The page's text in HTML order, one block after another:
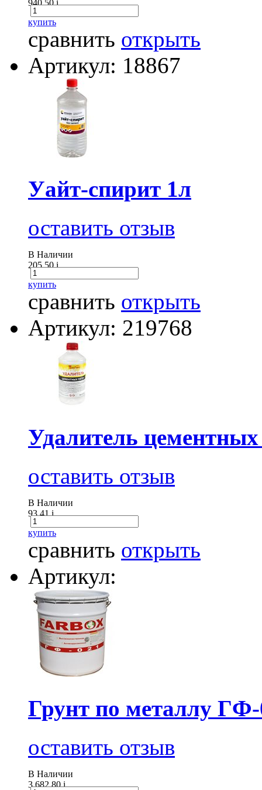
940.50i
купить
сравнить открыть
Артикул: 18867
Уайт-спирит 1л
оставить отзыв
В Наличии
205.50i
купить
сравнить открыть
Артикул: 219768
Удалитель
оставить отзыв
В Наличии
93.41i
купить
сравнить открыть
Артикул:
Грунт по металлу
оставить отзыв
В Наличии
3 682.80i